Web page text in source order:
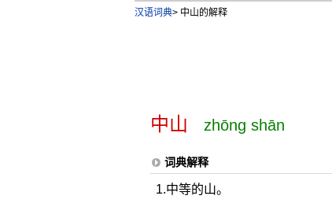
汉语词典>中山的解释
中山 zhōng shān
词典解释
1.中等的山。